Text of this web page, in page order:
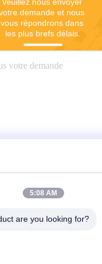
Veuillez nous envoyer
demande et nous
vous répondrons dans
les plus brefs délais.
5:08 AM
are you looking for?